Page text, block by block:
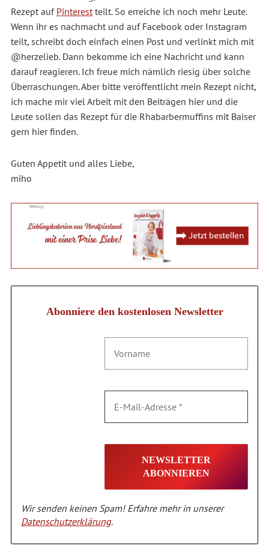
Rezept auf Pinterestteilt. So erreiche ich noch mehr Leute.
Wenn ihr es nachmacht und auf Facebook oder Instagram
teilt, schreibt doch einfach einen Post und verlinkt mich mit
@herzelieb. Dann bekomme ich eine Nachricht und kann
darauf reagieren. Ich freue mich nämlich riesig über solche
Überraschungen. Aber bitte veröffentlicht mein Rezept nicht,
ich mache mir viel Arbeit mit den Beiträgen hier und die
Leute sollen das Rezept für die Rhabarbermuffins mit Baiser
gern hier finden.
Guten Appetit und alles Liebe,
miho
Abonniere den kostenlosen Newsletter
Wir senden keinen Spam! Erfahre mehr in unserer
Datenschutzerklärung.
Alternative: